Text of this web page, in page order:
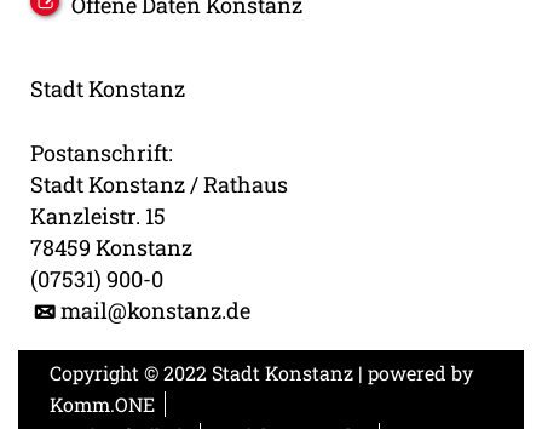
Stadt Konstanz
Postanschrift:
Stadt Konstanz / Rathaus
Kanzleistr. 15
78459 Konstanz
(07531) 900-0
mail@konstanz.de
Copyright © 2022 Stadt Konstanz | powered by
Komm.ONE